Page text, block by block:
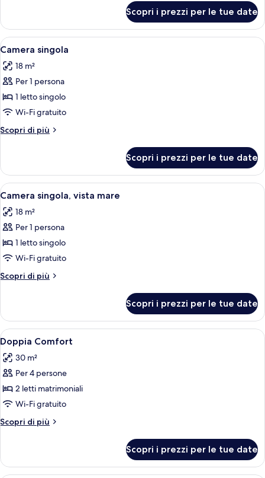
doppia,
vista
mare
Scopri i prezzi per le tue date
Apri
tutte
le
foto
per
Camera
singola
Camera d'albergo con un letto
4
Camera singola
18 m²
Per 1 persona
1 letto singolo
Wi-Fi gratuito
Scopri di più
Altri
singola
Scopri i prezzi per le tue date
Apri
tutte
le
foto
per
Camera
singola,
vista
Minibar, una scrivania, Wi-Fi
7
Camera singola, vista mare
18 m²
Per 1 persona
1 letto singolo
Wi-Fi gratuito
Scopri di più
Altri
singola,
vista
mare
Scopri i prezzi per le tue date
Apri
tutte
le
foto
per
Doppia
Comfort
Camera d'albergo con un letto, una
7
Doppia Comfort
30 m²
Per 4 persone
2 letti matrimoniali
Wi-Fi gratuito
Scopri di più
Altri
Comfort
Scopri i prezzi per le tue date